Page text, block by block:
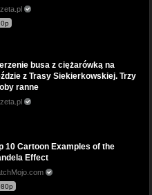
busa z ciężarówką na
z Trasy Siekierkowskiej. Trzy
ranne
10 Cartoon Examples of the
Effect